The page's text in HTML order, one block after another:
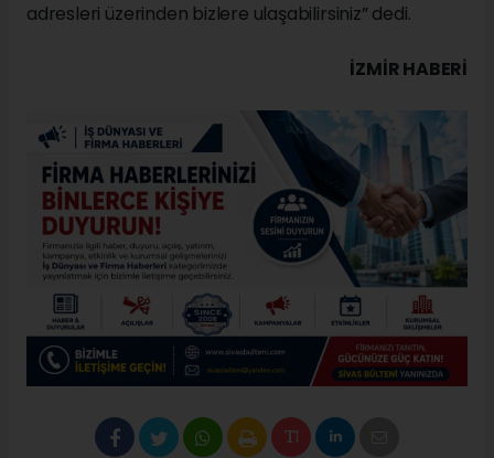
adresleri üzerinden bizlere ulaşabilirsiniz” dedi.
İZMIR HABERİ